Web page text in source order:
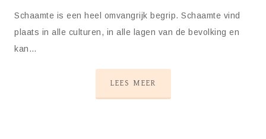
Schaamte is een heel omvangrijk begrip. Schaamte vind
plaats in alle culturen, in alle lagen van de bevolking en
kan…
LEES MEER